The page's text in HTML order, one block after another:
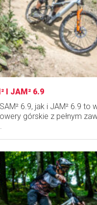
I JAM² 6.9
6.9, jak i JAM² 6.9 to
górskie z pełnym